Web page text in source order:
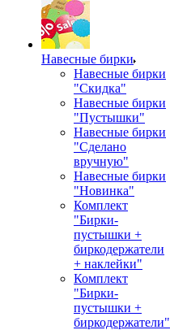
Навесные бирки
Навесные бирки
"Скидка"
Навесные бирки
"Пустышки"
Навесные бирки
"Сделано
вручную"
Навесные бирки
"Новинка"
Комплект
"Бирки-
пустышки +
биркодержатели
+ наклейки"
Комплект
"Бирки-
пустышки +
биркодержатели"